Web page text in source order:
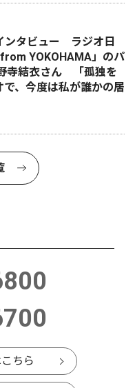
ンタビュー ラジオ日
YOKOHAMA」のパ
寺結衣さん 「孤独を
、今度は私が誰かの居
ちら